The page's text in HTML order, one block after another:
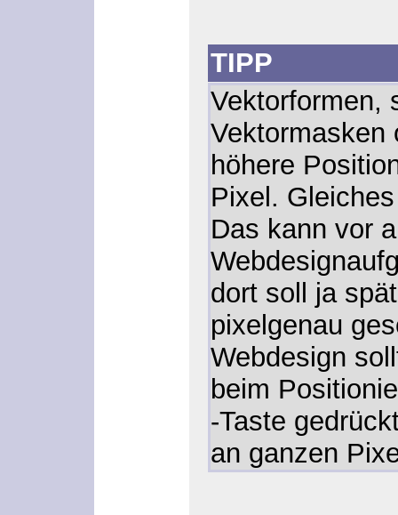
TIPP
Vektorformen,
Vektormasken
höhere
Pixel.
Das kann vor
dort soll ja
pixelgenau
Webdesign
beim
-Taste
an ganzen